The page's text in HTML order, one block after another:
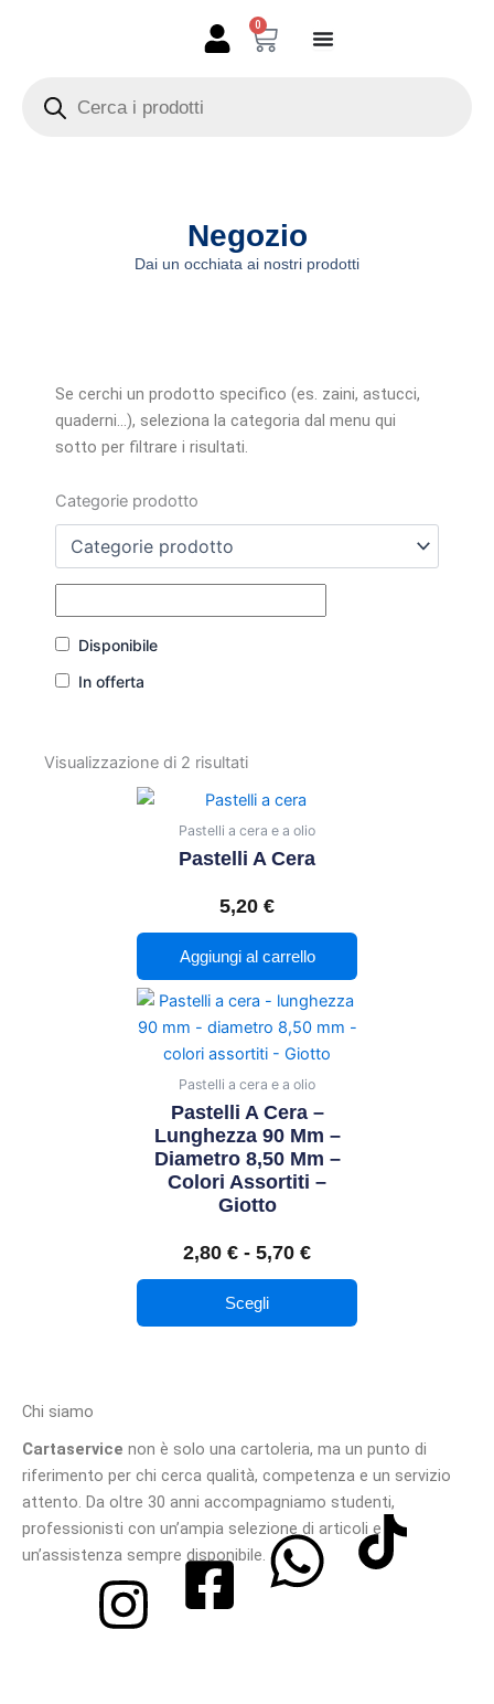
0
Carrello
search
Negozio
Dai un occhiata ai nostri prodotti
Se cerchi un prodotto specifico (es. zaini, astucci,
quaderni…), seleziona la categoria dal menu qui
sotto per filtrare i risultati.
Categorie prodotto
Disponibile
In offerta
Visualizzazione di 2 risultati
Pastelli a cera e a olio
Pastelli A Cera
5,20 €
Aggiungi al carrello
Pastelli a cera e a olio
Pastelli A Cera –
Lunghezza 90 Mm –
Diametro 8,50 Mm –
Colori Assortiti –
Giotto
2,80 € - 5,70 €
Fascia
di
prezzo:
da
2,80 €
a
5,70 €
Scegli
Questo
prodotto
ha
più
varianti.
Le
opzioni
possono
essere
nella
del
Chi siamo
Cartaservice non è solo una cartoleria, ma un punto di
riferimento per chi cerca qualità, competenza e un servizio
attento. Da oltre 30 anni accompagniamo studenti,
professionisti con un’ampia selezione di articoli e
un’assistenza sempre disponibile.